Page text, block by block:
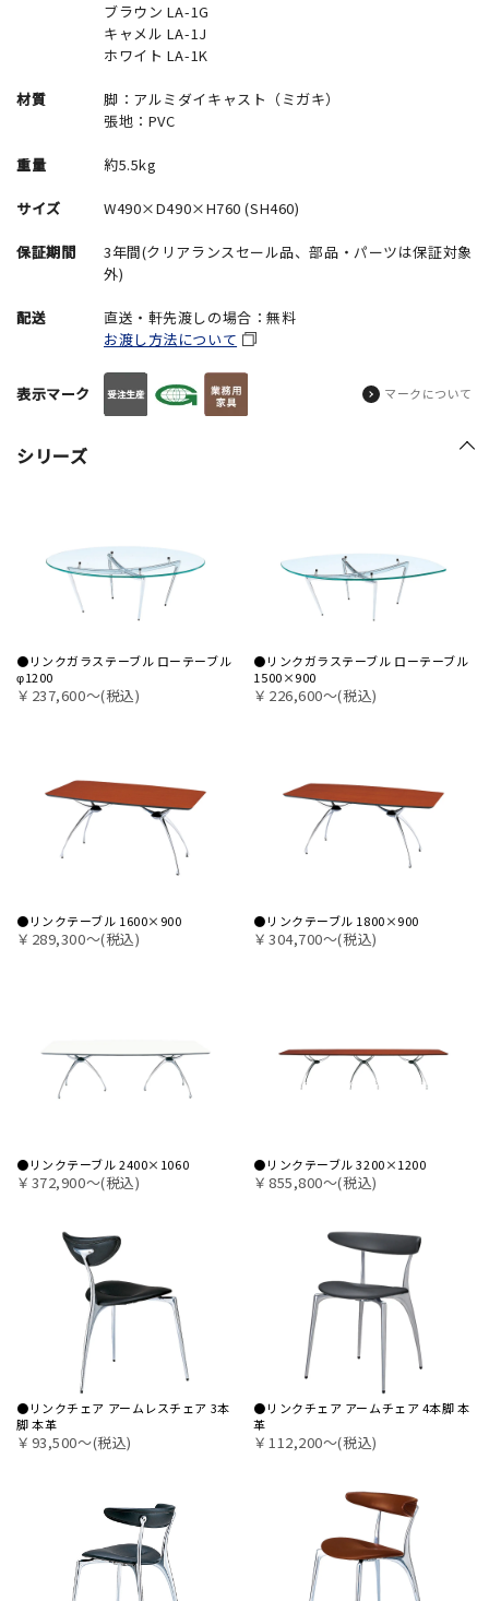
ブラウン LA-1G
キャメル LA-1J
ホワイト LA-1K
材質
脚：アルミダイキャスト（ミガキ）
張地：PVC
重量 約5.5kg
サイズ W490×D490×H760 (SH460)
保証期間
3年間(クリアランスセール品、部品・パーツは保証対象
外)
配送
直送・軒先渡しの場合：無料
お渡し方法について
表示マーク マークについて
シリーズ
●リンクガラステーブル ローテーブル
φ1200
￥237,600〜(税込)
●リンクガラステーブル ローテーブル
1500×900
￥226,600〜(税込)
●リンクテーブル 1600×900
￥289,300〜(税込)
●リンクテーブル 1800×900
￥304,700〜(税込)
●リンクテーブル 2400×1060
￥372,900〜(税込)
●リンクテーブル 3200×1200
￥855,800〜(税込)
●リンクチェア アームレスチェア 3本
脚 本革
￥93,500〜(税込)
●リンクチェア アームチェア 4本脚 本
革
￥112,200〜(税込)